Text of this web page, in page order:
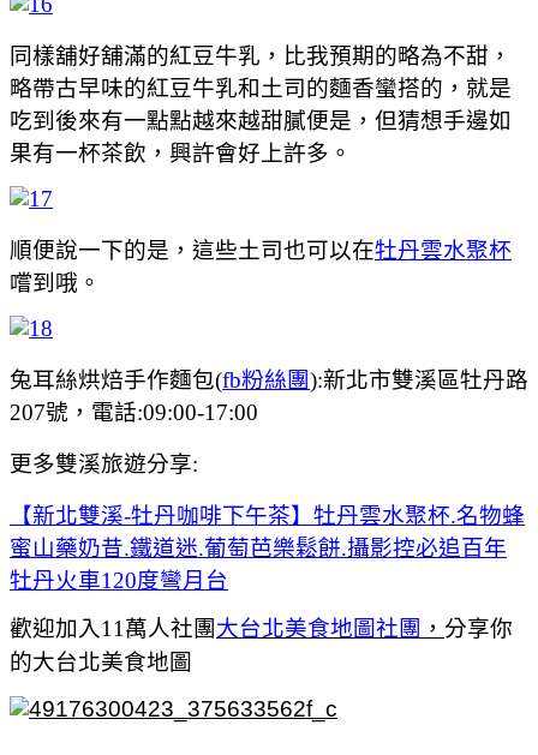
同樣舖好舖滿的紅豆牛乳，比我預期的略為不甜，
略帶古早味的紅豆牛乳和土司的麵香蠻搭的，就是
吃到後來有一點點越來越甜膩便是，但猜想手邊如
果有一杯茶飲，興許會好上許多。
順便說一下的是，這些土司也可以在牡丹雲水聚杯
嚐到哦。
兔耳絲烘焙手作麵包(fb粉絲團):新北市雙溪區牡丹路
207號，電話:09:00-17:00
更多雙溪旅遊分享:
【新北雙溪-牡丹咖啡下午茶】牡丹雲水聚杯.名物蜂
蜜山藥奶昔.鐵道迷.葡萄芭樂鬆餅.攝影控必追百年
牡丹火車120度彎月台
歡迎加入11萬人社團 大台北美食地圖社團 ， 分享你
的大台北美食地圖